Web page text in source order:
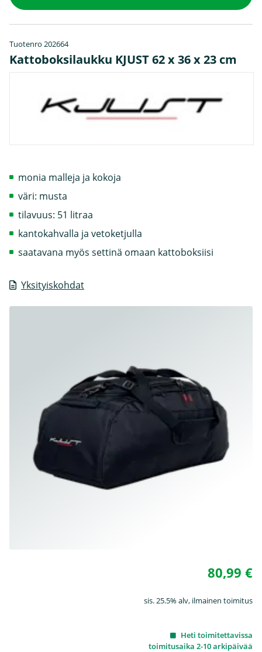
Tuotenro 202664
Kattoboksilaukku KJUST 62 x 36 x 23 cm
Yksityiskohdat
monia malleja ja kokoja
väri: musta
tilavuus: 51 litraa
kantokahvalla ja vetoketjulla
saatavana myös settinä omaan kattoboksiisi
80,99 €
sis. 25.5% alv, ilmainen toimitus
Heti toimitettavissa
toimitusaika 2-10 arkipäivää